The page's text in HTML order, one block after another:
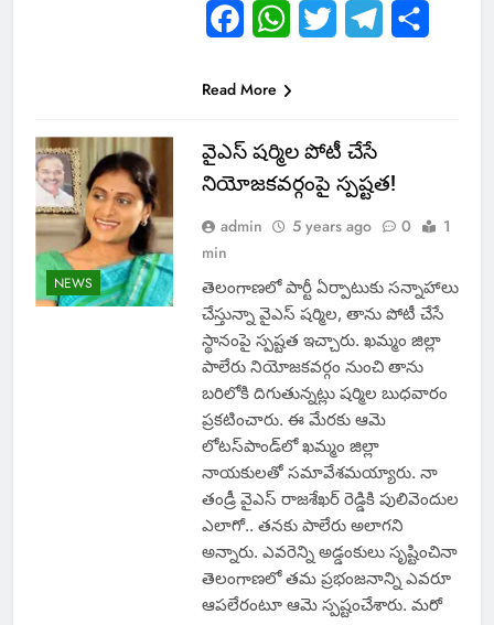
FacebookWhatsApp
Twitter Telegram
Read More
NEWS
వైఎస్ షర్మిల పోటీ చేసే
నియోజకవర్గంపై స్పష్టత!
admin 5 years ago 0
1
min
తెలంగాణలో పార్టీ ఏర్పాటుకు సన్నాహాలు
చేస్తున్నా వైఎస్‌ షర్మిల, తాను పోటీ చేసే
స్థానంపై స్పష్టత ఇచ్చారు. ఖమ్మం జిల్లా
పాలేరు నియోజకవర్గం నుంచి తాను
బరిలోకి దిగుతున్నట్లు షర్మిల బుధవారం
ప్రకటించారు. ఈ మేరకు ఆమె
లోటస్‌పాండ్‌లో ఖమ్మం జిల్లా
నాయకులతో సమావేశమయ్యారు. నా
తండ్రీ వైఎస్‌ రాజశేఖర్‌ రెడ్డికి పులివెందుల
ఎలాగో.. తనకు పాలేరు అలాగని
అన్నారు. ఎవరెన్ని అడ్డంకులు సృష్టించినా
తెలంగాణలో తమ ప్రభంజనాన్ని ఎవరూ
ఆపలేరంటూ ఆమె స్పష్టంచేశారు. మరో